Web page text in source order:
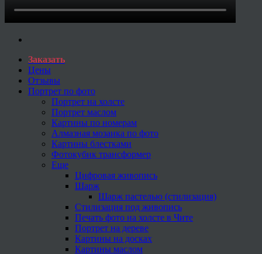
Заказать
Цены
Отзывы
Портрет по фото
Портрет на холсте
Портрет маслом
Картины по номерам
Алмазная мозаика по фото
Картины блестками
Фотокубик трансформер
Еще
Цифровая живопись
Шарж
Шарж пастелью (стилизация)
Стилизация под живопись
Печать фото на холсте в Чите
Портрет на дереве
Картины на досках
Картины маслом